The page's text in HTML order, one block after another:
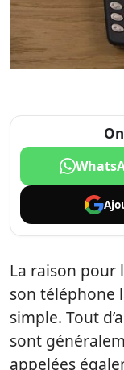
La raison pour
son téléphone
simple. Tout
sont
appelées